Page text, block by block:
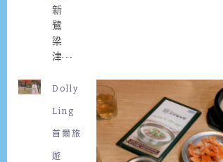
新
鷺
梁
津
產
：
韓
Dolly
Ling
首爾旅
遊